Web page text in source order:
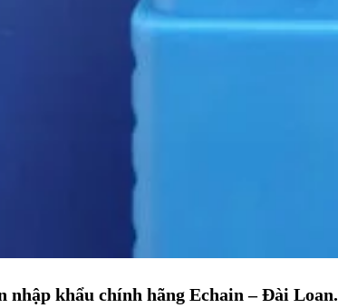
nhập khẩu chính hãng Echain – Đài Loan.